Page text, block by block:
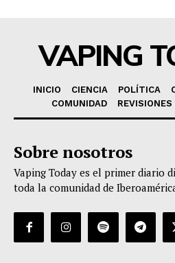
VAPING
INICIO CIENCIA POLÍTICA
COMUNIDAD
REVISIONES
Sobre nosotros
Vaping Today es el primer diario
toda la comunidad de